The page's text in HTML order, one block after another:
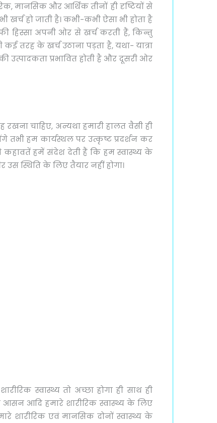
मानसिक और आर्थिक तीनों ही दृष्टियों से
खर्च हो जाती है। कभी-कभी ऐसा भी होता है
हिस्सा अपनी ओर से खर्च करती हैं, किन्तु
तरह के खर्च उठाना पड़ता है, यथा- यात्रा
उत्पादकता प्रभावित होती है और दूसरी ओर
चाहिए, अन्यथा हमारी हालत वैसी ही
तभी हम कार्यस्थल पर उत्कृष्ट प्रदर्शन कर
ये कहावतें हमें संदेश देती हैं कि हम स्वास्थ्य के
स्थिति के लिए तैयार नहीं होगा।
स्वास्थ्य तो अच्छा होगा ही साथ ही
आदि हमारे शारीरिक स्वास्थ्य के लिए
शारीरिक एवं मानसिक दोनों स्वास्थ्य के